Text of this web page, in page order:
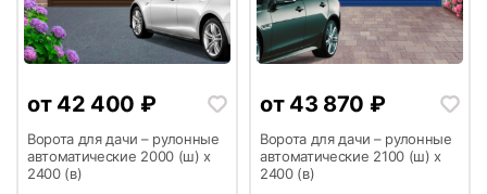
19 20
от 42 400 ₽
Ворота для дачи – рулонные
автоматические 2000 (ш) х
2400 (в)
от 43 870 ₽
Ворота для дачи – рулонные
автоматические 2100 (ш) х
2400 (в)